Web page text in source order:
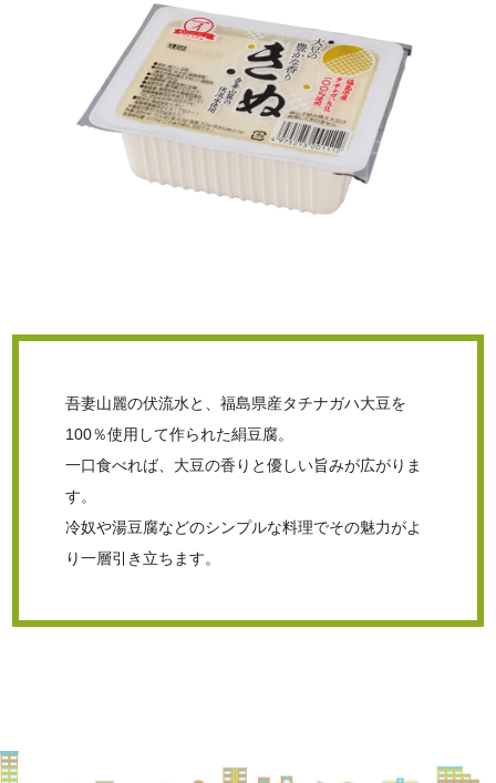
吾妻山麗の伏流水と、福島県産タチナガハ大豆を
100％使用して作られた絹豆腐。
一口食べれば、大豆の香りと優しい旨みが広がりま
す。
冷奴や湯豆腐などのシンプルな料理でその魅力がよ
り一層引き立ちます。